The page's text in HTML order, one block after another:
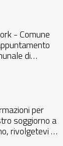
- Comune
di
per
soggiorno a
rivolgetevi al